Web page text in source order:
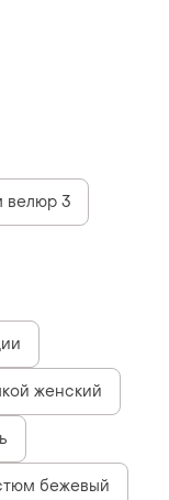
велюр 3
женский
бежевый